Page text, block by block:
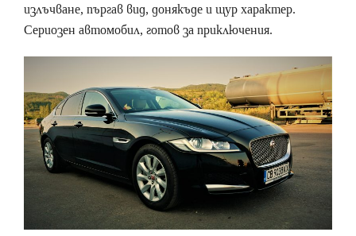
излъчване, пъргав вид, донякъде и щур характер.
Сериозен автомобил, готов за приключения.